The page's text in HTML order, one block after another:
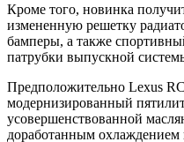
Кроме того, новинка
измененную решетку
бамперы, а также
патрубки выпускной
Предположительно Lexus
модернизированный
усовершенствованной
доработанным охлаждением